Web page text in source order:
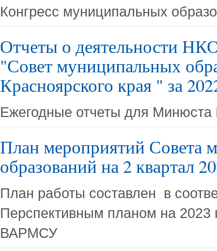
Конгресс муниципальных
Отчеты о деятельности
"Совет муниципальных
Красноярского края " за
Ежегодные отчеты для
План мероприятий Совета
образований на 2 квартал
План работы составлен в
Перспективным планом на 2023
ВАРМСУ